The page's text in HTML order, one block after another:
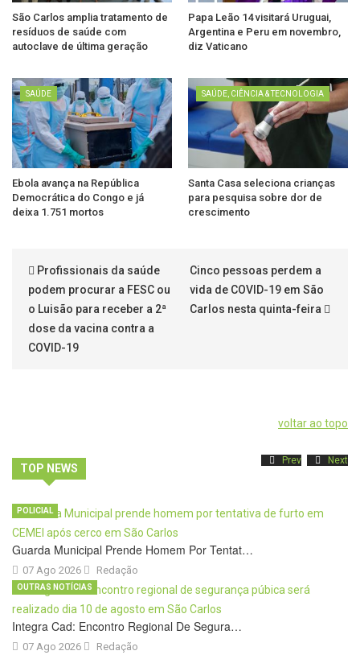
São Carlos amplia tratamento de
resíduos de saúde com
autoclave de última geração
Papa Leão 14 visitará Uruguai,
Argentina e Peru em novembro,
diz Vaticano
SAÚDE
Ebola avança na República
Democrática do Congo e já
deixa 1.751 mortos
SAÚDE, CIÊNCIA & TECNOLOGIA
Santa Casa seleciona crianças
para pesquisa sobre dor de
crescimento
Profissionais da saúde
podem procurar a FESC ou
o Luisão para receber a 2ª
dose da vacina contra a
COVID-19
Cinco pessoas perdem a
vida de COVID-19 em São
Carlos nesta quinta-feira
voltar ao topo
TOP NEWS
Prev Next
Guarda Municipal Prende Homem Por Tentat…
07 Ago 2026
POLICIAL
Redação
Integra Cad: Encontro Regional De Segura…
07 Ago 2026
OUTRAS NOTÍCIAS
Redação